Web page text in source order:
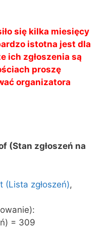
się kilka miesięcy
istotna jest dla
ich zgłoszenia są
proszę
organizatora
(Stan zgłoszeń na
(Lista zgłoszeń),
= 309